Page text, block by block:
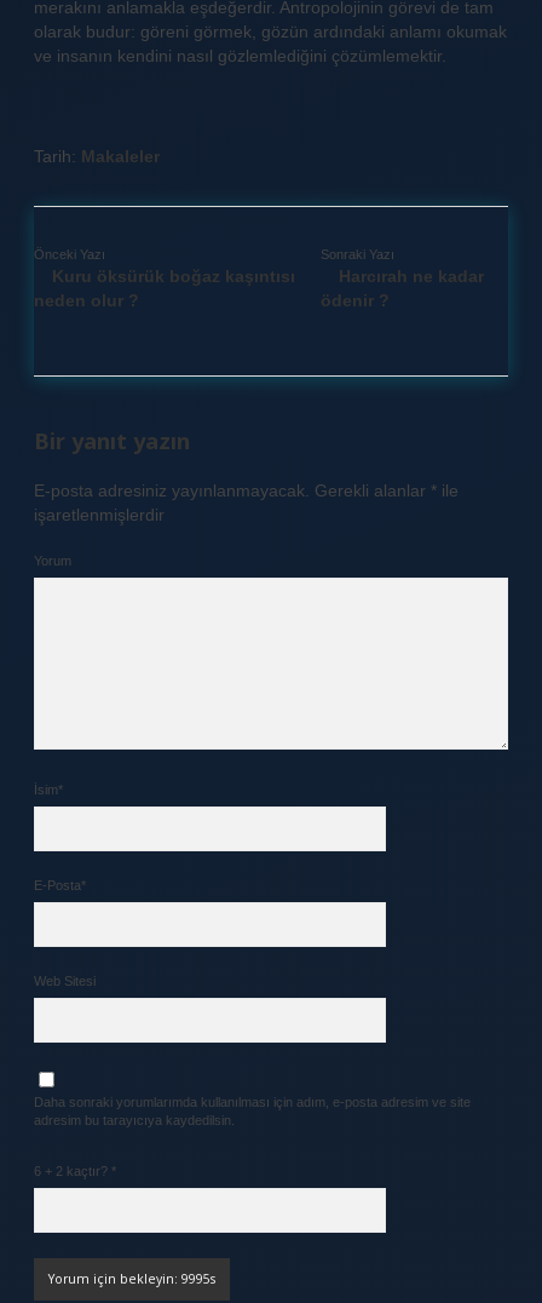
merakını anlamakla eşdeğerdir. Antropolojinin görevi de tam
olarak budur: göreni görmek, gözün ardındaki anlamı okumak
ve insanın kendini nasıl gözlemlediğini çözümlemektir.
Tarih: Makaleler
Önceki Yazı
Kuru öksürük boğaz kaşıntısı
neden olur ?
Sonraki Yazı
Harcırah ne kadar
ödenir ?
Bir yanıt yazın
E-posta adresiniz yayınlanmayacak. Gerekli alanlar * ile
işaretlenmişlerdir
Yorum
İsim*
E-Posta*
Web Sitesi
Daha sonraki yorumlarımda kullanılması için adım, e-posta adresim ve site
adresim bu tarayıcıya kaydedilsin.
6 + 2 kaçtır? *